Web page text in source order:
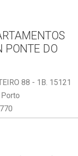
PONTE DO
88 - 1B. 15121